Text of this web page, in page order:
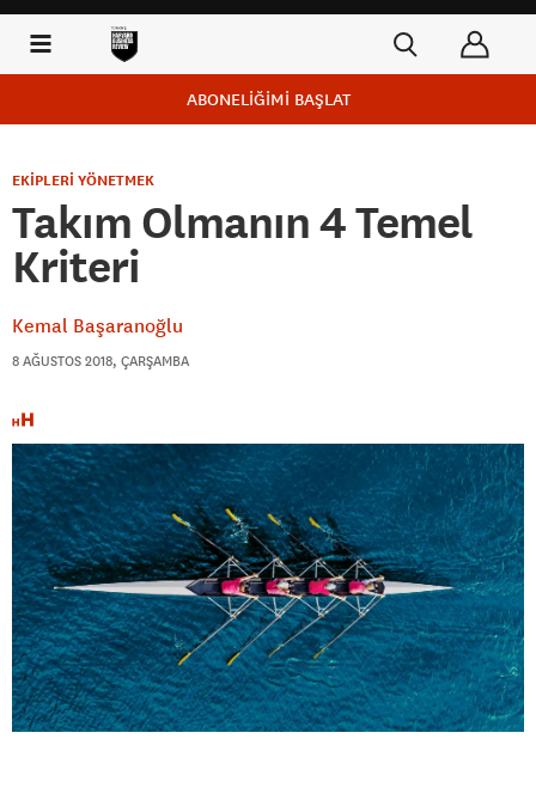
ABONELİĞİMİ BAŞLAT
EKİPLERİ YÖNETMEK
Takım Olmanın 4 Temel
Kriteri
Kemal Başaranoğlu
8 AĞUSTOS 2018, ÇARŞAMBA